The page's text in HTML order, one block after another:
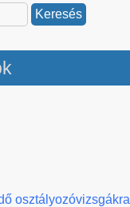
osztályozóvizsgákra